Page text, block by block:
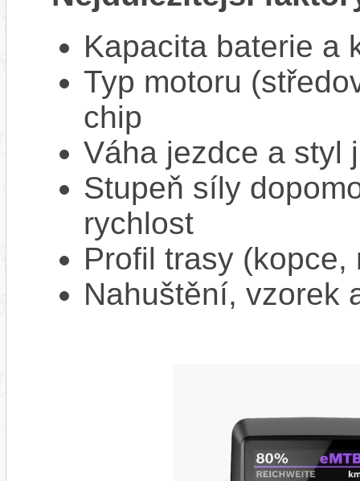
Kapacita baterie a
Typ motoru
chip
Váha jezdce a styl
Stupeň síly
rychlost
Profil trasy
Nahuštění, vzorek